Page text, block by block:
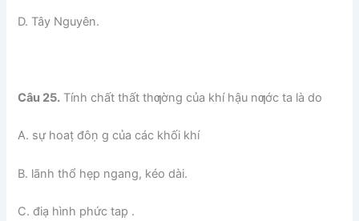
D. Tây Nguyên.
Câu 25. Tính chất thất thƣờng của khí hậu nƣớc ta là do
A. sự hoaṭ đôṇ g của các khối khí
B. lãnh thổ hẹp ngang, kéo dài.
C. điạ hình phức tap̣ .